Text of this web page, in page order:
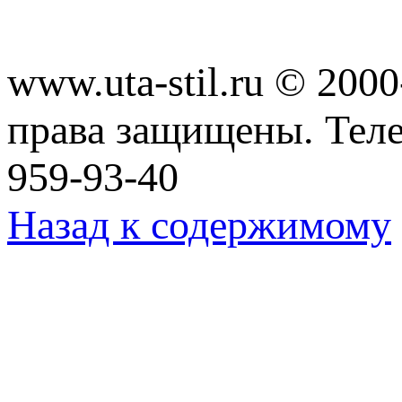
www.uta-stil.ru ©
права защищены.
959-93-40
Назад к содержимому